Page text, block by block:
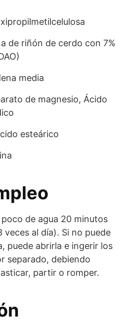
de riñón de cerdo con 7%
media
de magnesio, Ácido
esteárico
de agua 20 minutos
veces al día). Si no puede
puede abrirla e ingerir los
separado, debiendo
partir o romper.